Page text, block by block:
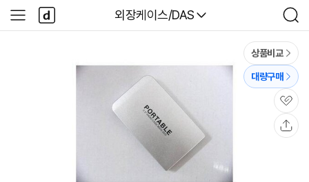
다나와
외장케이스/DAS
검
색
사
이
다
나
와
상품비교
대량구매
관
심